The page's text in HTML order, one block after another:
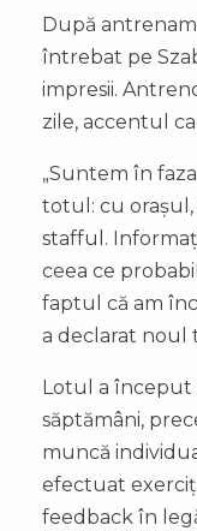
După
întrebat pe
impresii.
zile, accentul
„Suntem în
totul: cu
stafful.
ceea ce
faptul că am
a declarat noul
Lotul a început
săptămâni,
muncă
efectuat
feedback în